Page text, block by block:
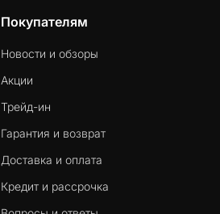
Покупателям
Новости и обзоры
Акции
Трейд-ин
Гарантия и возврат
Доставка и оплата
Кредит и рассрочка